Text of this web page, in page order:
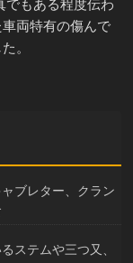
両特有の傷んで
。
ブレター、クラン
ステムや三つ又、